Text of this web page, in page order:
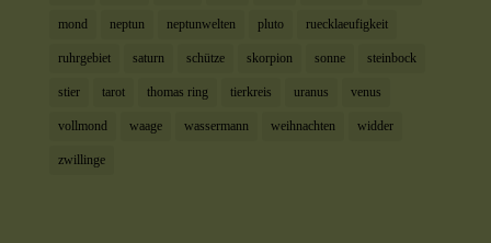
mond neptun neptunwelten pluto ruecklaeufigkeit
ruhrgebiet saturn schütze skorpion sonne steinbock
stier tarot thomas ring tierkreis uranus venus
vollmond waage wassermann weihnachten widder
zwillinge